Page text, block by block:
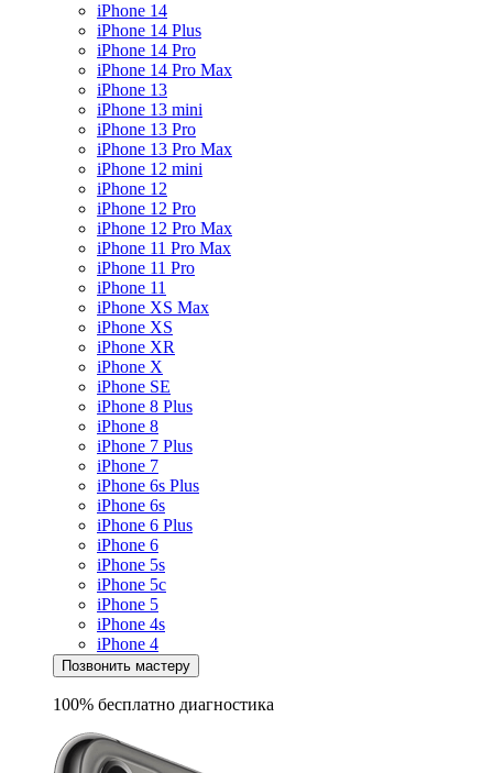
iPhone 14
iPhone 14 Plus
iPhone 14 Pro
iPhone 14 Pro Max
iPhone 13
iPhone 13 mini
iPhone 13 Pro
iPhone 13 Pro Max
iPhone 12 mini
iPhone 12
iPhone 12 Pro
iPhone 12 Pro Max
iPhone 11 Pro Max
iPhone 11 Pro
iPhone 11
iPhone XS Max
iPhone XS
iPhone XR
iPhone X
iPhone SE
iPhone 8 Plus
iPhone 8
iPhone 7 Plus
iPhone 7
iPhone 6s Plus
iPhone 6s
iPhone 6 Plus
iPhone 6
iPhone 5s
iPhone 5c
iPhone 5
iPhone 4s
iPhone 4
Позвонить мастеру
100% бесплатно диагностика